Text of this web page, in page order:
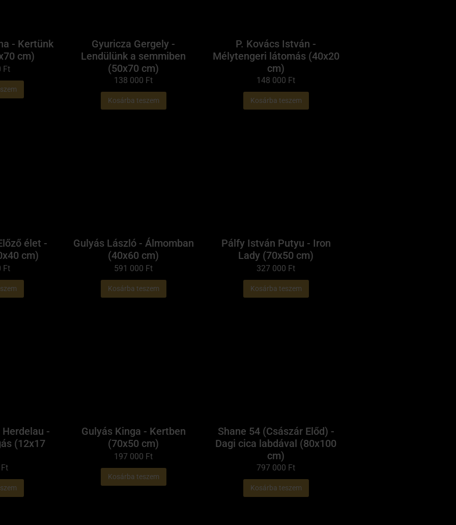
- Kertünk
cm)
Ft
Gyuricza Gergely -
Lendülünk a semmiben
(50x70 cm)
138 000 Ft
Kosárba teszem
P. Kovács István -
Mélytengeri látomás (40x20
cm)
148 000 Ft
Kosárba teszem
élet -
cm)
Ft
Gulyás László - Álmomban
(40x60 cm)
591 000 Ft
Kosárba teszem
Pálfy István Putyu - Iron
Lady (70x50 cm)
327 000 Ft
Kosárba teszem
-
(12x17
Ft
Gulyás Kinga - Kertben
(70x50 cm)
197 000 Ft
Kosárba teszem
Shane 54 (Császár Előd) -
Dagi cica labdával (80x100
cm)
797 000 Ft
Kosárba teszem